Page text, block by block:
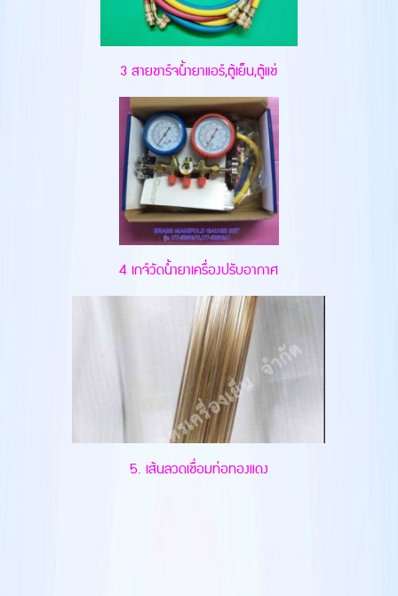
3 สายชาร์จน้ำยาแอร์,ตู้เย็น,ตู้แช่
4 เกจ์วัดน้ำยาเครื่องปรับอากาศ
5. เส้นลวดเชื่อมท่อทองแดง